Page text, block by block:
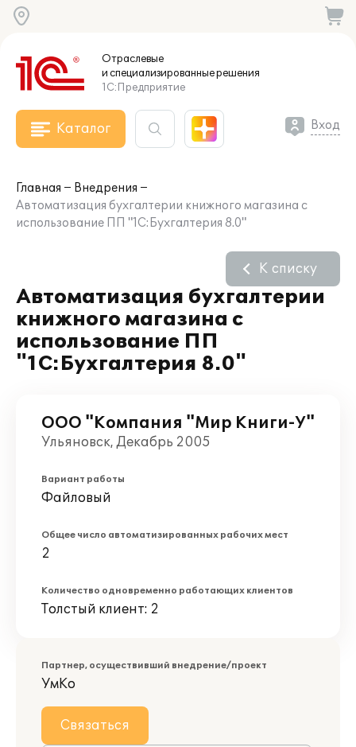
Отраслевые
и специализированныерешения
1С:Предприятие
Каталог Вход
Главная
Внедрения
Автоматизация бухгалтерии книжного магазина с
использование ПП "1С:Бухгалтерия 8.0"
Автоматизация бухгалтерии
книжного магазина с
использование ПП
"1С:Бухгалтерия 8.0"
К списку
ООО "Компания "Мир Книги-У"
Ульяновск, Декабрь 2005
Вариант работы
Файловый
Общее число автоматизированных рабочих мест
2
Количество одновременно работающих клиентов
Толстый клиент: 2
Партнер, осуществивший внедрение/проект
УмКо
Связаться